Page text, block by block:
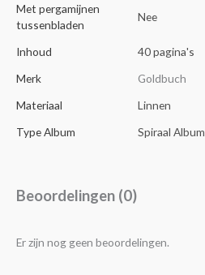
Met pergamijnen
tussenbladen
Nee
Inhoud
40 pagina's
Merk
Goldbuch
Materiaal
Linnen
Type Album
Spiraal Album
Beoordelingen (0)
Er zijn nog geen beoordelingen.